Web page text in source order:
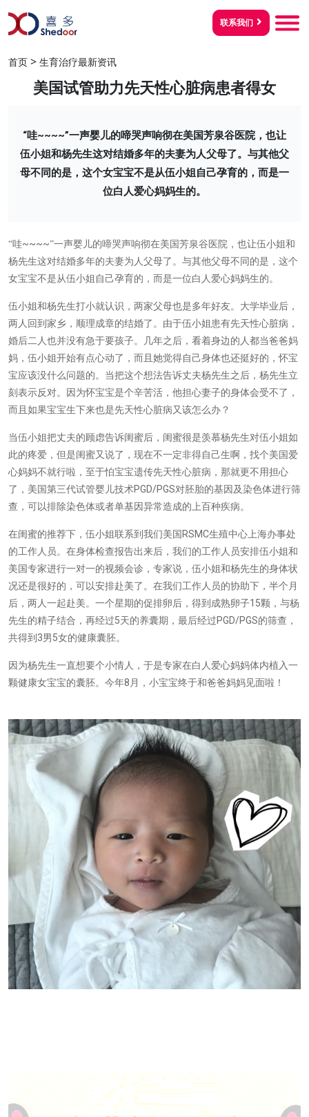
联系我们
首页 > 生育治疗最新资讯
美国试管助力先天性心脏病患者得女
“哇~~~~”一声婴儿的啼哭声响彻在美国芳泉谷医院，也让
伍小姐和杨先生这对结婚多年的夫妻为人父母了。与其他父
母不同的是，这个女宝宝不是从伍小姐自己孕育的，而是一
位白人爱心妈妈生的。
“哇~~~~”一声婴儿的啼哭声响彻在美国芳泉谷医院，也让伍小姐和
杨先生这对结婚多年的夫妻为人父母了。与其他父母不同的是，这个
女宝宝不是从伍小姐自己孕育的，而是一位白人爱心妈妈生的。
伍小姐和杨先生打小就认识，两家父母也是多年好友。大学毕业后，
两人回到家乡，顺理成章的结婚了。由于伍小姐患有先天性心脏病，
婚后二人也并没有急于要孩子。几年之后，看着身边的人都当爸爸妈
妈，伍小姐开始有点心动了，而且她觉得自己身体也还挺好的，怀宝
宝应该没什么问题的。当把这个想法告诉丈夫杨先生之后，杨先生立
刻表示反对。因为怀宝宝是个辛苦活，他担心妻子的身体会受不了，
而且如果宝宝生下来也是先天性心脏病又该怎么办？
当伍小姐把丈夫的顾虑告诉闺蜜后，闺蜜很是羡慕杨先生对伍小姐如
此的疼爱，但是闺蜜又说了，现在不一定非得自己生啊，找个美国爱
心妈妈不就行啦，至于怕宝宝遗传先天性心脏病，那就更不用担心
了，美国第三代试管婴儿技术PGD/PGS对胚胎的基因及染色体进行筛
查，可以排除染色体或者单基因异常造成的上百种疾病。
在闺蜜的推荐下，伍小姐联系到我们美国 RSMC生殖中心上海办事处
的工作人员。在身体检查报告出来后，我们的工作人员安排伍小姐和
美国专家进行一对一的视频会诊，专家说，伍小姐和杨先生的身体状
况还是很好的，可以安排赴美了。在我们工作人员的协助下，半个月
后，两人一起赴美。一个星期的促排卵后，得到成熟卵子15颗，与杨
先生的精子结合，再经过5天的养囊期，最后经过 PGD/PGS的筛查，
共得到 3男 5女的健康囊胚。
因为杨先生一直想要个小情人，于是专家在白人爱心妈妈体内植入一
颗健康女宝宝的囊胚。今年8月 ，小宝宝终于和爸爸妈妈见面啦！